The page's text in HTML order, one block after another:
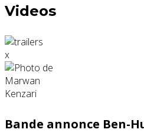
Videos
x
Bande annonce Ben-